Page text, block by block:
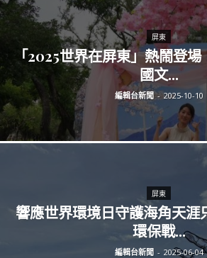
屏東
「2025世界在屏東」熱鬧登
國文...
編輯台新聞 - 2025-10-10
屏東
響應世界環境日守護海角天涯
環保戰...
編輯台新聞 - 2025-06-04